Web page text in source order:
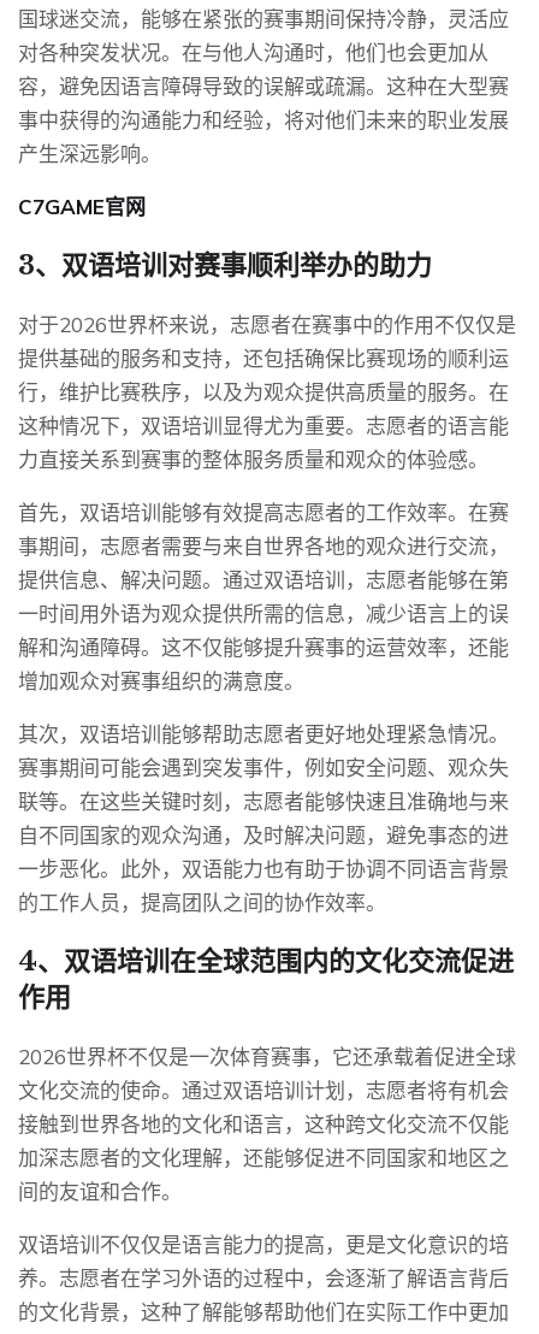
国球迷交流，能够在紧张的赛事期间保持冷静，灵活应
对各种突发状况。在与他人沟通时，他们也会更加从
容，避免因语言障碍导致的误解或疏漏。这种在大型赛
事中获得的沟通能力和经验，将对他们未来的职业发展
产生深远影响。
C7GAME官网
3、双语培训对赛事顺利举办的助力
对于2026世界杯来说，志愿者在赛事中的作用不仅仅是
提供基础的服务和支持，还包括确保比赛现场的顺利运
行，维护比赛秩序，以及为观众提供高质量的服务。在
这种情况下，双语培训显得尤为重要。志愿者的语言能
力直接关系到赛事的整体服务质量和观众的体验感。
首先，双语培训能够有效提高志愿者的工作效率。在赛
事期间，志愿者需要与来自世界各地的观众进行交流，
提供信息、解决问题。通过双语培训，志愿者能够在第
一时间用外语为观众提供所需的信息，减少语言上的误
解和沟通障碍。这不仅能够提升赛事的运营效率，还能
增加观众对赛事组织的满意度。
其次，双语培训能够帮助志愿者更好地处理紧急情况。
赛事期间可能会遇到突发事件，例如安全问题、观众失
联等。在这些关键时刻，志愿者能够快速且准确地与来
自不同国家的观众沟通，及时解决问题，避免事态的进
一步恶化。此外，双语能力也有助于协调不同语言背景
的工作人员，提高团队之间的协作效率。
4、双语培训在全球范围内的文化交流促进
作用
2026世界杯不仅是一次体育赛事，它还承载着促进全球
文化交流的使命。通过双语培训计划，志愿者将有机会
接触到世界各地的文化和语言，这种跨文化交流不仅能
加深志愿者的文化理解，还能够促进不同国家和地区之
间的友谊和合作。
双语培训不仅仅是语言能力的提高，更是文化意识的培
养。志愿者在学习外语的过程中，会逐渐了解语言背后
的文化背景，这种了解能够帮助他们在实际工作中更加